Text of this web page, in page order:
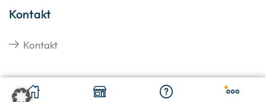
€ In den Warenkorb
Kontakt
Kontakt